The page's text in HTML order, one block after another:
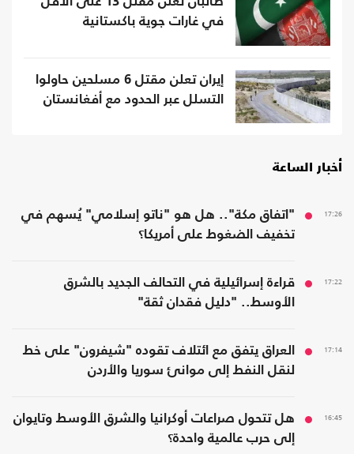
في غارات جوية باكستانية
إيران تعلن مقتل 6 مسلحين حاولوا
التسلل عبر الحدود مع أفغانستان
أخبار الساعة
17:26
"اتفاق مكة".. هل هو "ناتو إسلامي" يُسهم في
تخفيف الضغوط على أمريكا؟
17:22
قراءة إسرائيلية في التحالف الجديد بالشرق
الأوسط.. "دليل فقدان ثقة"
17:14
العراق يتفق مع ائتلاف تقوده "شيفرون" على خط
لنقل النفط إلى موانئ سوريا والأردن
16:45
هل تتحول صراعات أوكرانيا والشرق الأوسط وتايوان
إلى حرب عالمية واحدة؟